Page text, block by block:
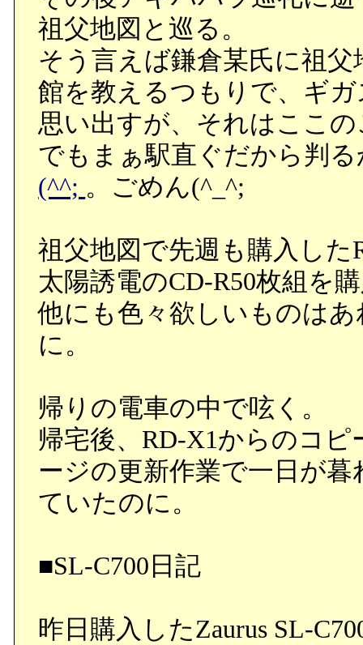
祖父地図と巡る。
そう言えば鎌倉某氏に祖
館を教えるつもりで、ギ
思い出すが、それはここ
でもまぁ駅直ぐだから判
(^^; 。ごめん(^_^;
祖父地図で先週も購入した
太陽誘電のCD-R50枚組を
他にも色々欲しいものは
に。
帰りの電車の中で呟く。
帰宅後、RD-X1からのコ
ージの更新作業で一日が
ていたのに。
■SL-C700日記
昨日購入したZaurus SL-